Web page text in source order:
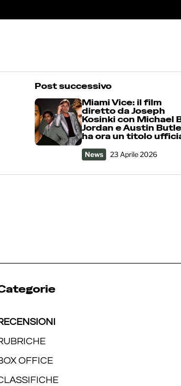
Post successivo
Miami Vice: il film
diretto da Joseph
Kosinki con Michael
Jordan e Austin
ha ora un titolo
News 23 Aprile 2026
OFFICE